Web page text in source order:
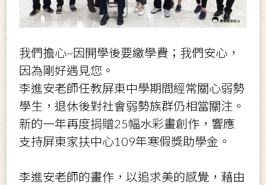
我們擔心~因開學後要繳學費；我們安心，
因為剛好遇見您。
李進安老師任教屏東中學期間經常關心弱勢
學生，退休後對社會弱勢族群仍相當關注。
新的一年再度捐贈25幅水彩畫創作，響應
支持屏東家扶中心109年寒假獎助學金。
李進安老師的畫作，以追求美的感覺，藉由